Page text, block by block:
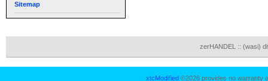
Sitemap
zerHANDEL :: (wasi)
xtcModified ©2026 provides no warranty